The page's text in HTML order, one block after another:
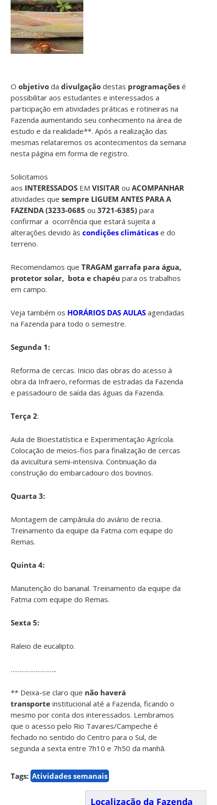
Oobjetivo dadivulgação destas programações é
possibilitar aos estudantes e interessados a
participação em atividades práticas e rotineiras na
Fazenda aumentando seu conhecimento na área de
estudo e da realidade**. Após a realização das
mesmas relataremos os acontecimentos da semana
nesta página em forma de registro.
Solicitamos
aos INTERESSADOS EMVISITAR ouACOMPANHAR estas
atividades quesempre LIGUEM ANTES PARA A
FAZENDA (3233-0685 ou3721-6385)para
confirmar a ocorrência que estará sujeita a
alterações devido àscondições climáticas e do
terreno.
Recomendamos queTRAGAM garrafa para água,
protetor solar, bota e chapéu para os trabalhos
em campo.
Veja também os HORÁRIOS DAS AULAS agendadas
na Fazenda para todo o semestre.
Segunda 1:
Reforma de cercas. Inicio das obras do acesso à
obra da Infraero, reformas de estradas da Fazenda
e passadouro de saída das águas da Fazenda.
Terça 2:
Aula de Bioestatística e Experimentação Agrícola.
Colocação de meios-fios para finalização de cercas
da avicultura semi-intensiva. Continuação da
construção do embarcadouro dos bovinos.
Quarta 3:
Montagem de campânula do aviário de recria.
Treinamento da equipe da Fatma com equipe do
Remas.
Quinta 4:
Manutenção do bananal. Treinamento da equipe da
Fatma com equipe do Remas.
Sexta 5:
Raleio de eucalipto.
……………………..
** Deixa-se claro que não haverá
transporte institucional até a Fazenda, ficando o
mesmo por conta dos interessados. Lembramos
que o acesso pelo Rio Tavares/Campeche é
fechado no sentido do Centro para o Sul, de
segunda a sexta entre 7h10 e 7h50 da manhã.
Tags: Atividades semanais
Localização da Fazenda